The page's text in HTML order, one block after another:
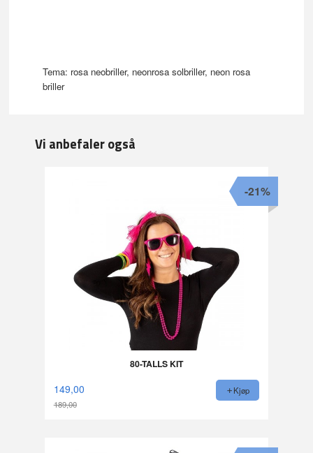
Tema: rosa neobriller, neonrosa solbriller, neon rosa
briller
Vi anbefaler også
80-TALLS KIT
149,00
189,00
-21%
Kjøp